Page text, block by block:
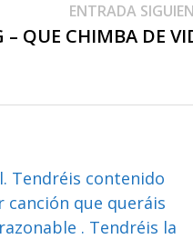
ENTRADA
– QUE CHIMBA DE
Tendréis contenido
canción que queráis
. Tendréis la